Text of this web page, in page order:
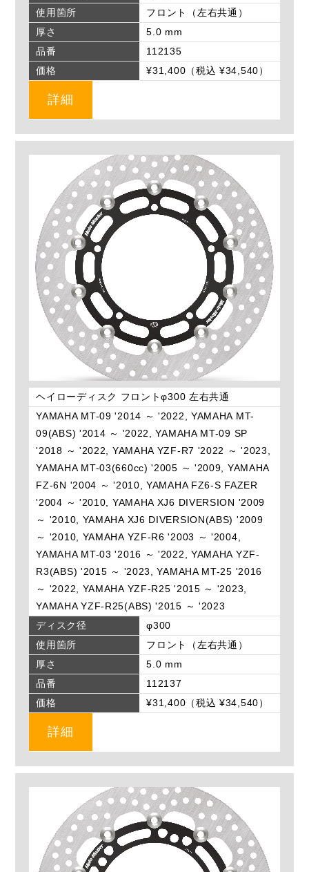
使用箇所
フロント（左右共通）
厚さ
5.0 mm
品番
112135
価格
¥31,400（税込 ¥34,540）
詳細
ヘイローディスク フロントφ300 左右共通
YAMAHA MT-09 '2014 ～ '2022, YAMAHA MT-
09(ABS) '2014 ～ '2022, YAMAHA MT-09 SP
'2018 ～ '2022, YAMAHA YZF-R7 '2022 ～ '2023,
YAMAHA MT-03(660cc) '2005 ～ '2009, YAMAHA
FZ-6N '2004 ～ '2010, YAMAHA FZ6-S FAZER
'2004 ～ '2010, YAMAHA XJ6 DIVERSION '2009
～ '2010, YAMAHA XJ6 DIVERSION(ABS) '2009
～ '2010, YAMAHA YZF-R6 '2003 ～ '2004,
YAMAHA MT-03 '2016 ～ '2022, YAMAHA YZF-
R3(ABS) '2015 ～ '2023, YAMAHA MT-25 '2016
～ '2022, YAMAHA YZF-R25 '2015 ～ '2023,
YAMAHA YZF-R25(ABS) '2015 ～ '2023
ディスク径
φ300
使用箇所
フロント（左右共通）
厚さ
5.0 mm
品番
112137
価格
¥31,400（税込 ¥34,540）
詳細